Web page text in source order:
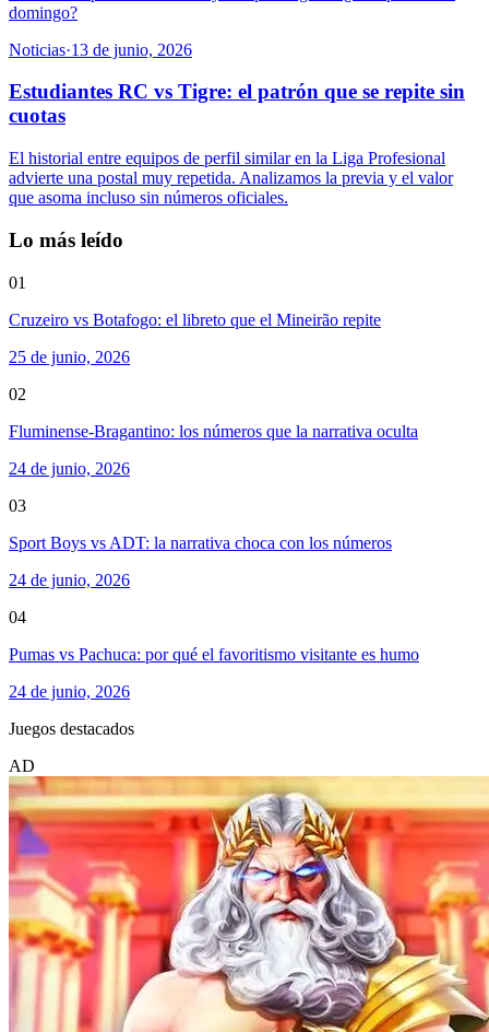
domingo?
Noticias·13 de junio, 2026
Estudiantes RC vs Tigre: el patrón que se repite sin
cuotas
El historial entre equipos de perfil similar en la Liga Profesional
advierte una postal muy repetida. Analizamos la previa y el valor
que asoma incluso sin números oficiales.
Lo más leído
01
Cruzeiro vs Botafogo: el libreto que el Mineirão repite
25 de junio, 2026
02
Fluminense-Bragantino: los números que la narrativa oculta
24 de junio, 2026
03
Sport Boys vs ADT: la narrativa choca con los números
24 de junio, 2026
04
Pumas vs Pachuca: por qué el favoritismo visitante es humo
24 de junio, 2026
Juegos destacados
AD